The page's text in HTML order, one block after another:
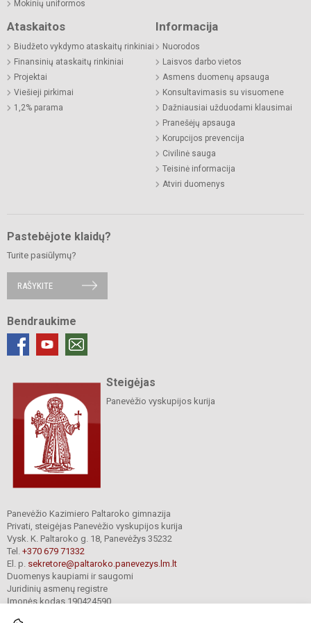
Mokinių uniformos
Ataskaitos
Biudžeto vykdymo ataskaitų rinkiniai
Finansinių ataskaitų rinkiniai
Projektai
Viešieji pirkimai
1,2% parama
Informacija
Nuorodos
Laisvos darbo vietos
Asmens duomenų apsauga
Konsultavimasis su visuomene
Dažniausiai užduodami klausimai
Pranešėjų apsauga
Korupcijos prevencija
Civilinė sauga
Teisinė informacija
Atviri duomenys
Pastebėjote klaidų?
Turite pasiūlymų?
RAŠYKITE
Bendraukime
Steigėjas
Panevėžio vyskupijos kurija
Panevėžio Kazimiero Paltaroko gimnazija
Privati, steigėjas Panevėžio vyskupijos kurija
Vysk. K. Paltaroko g. 18, Panevėžys 35232
Tel. +370 679 71332
El. p. sekretore@paltaroko.panevezys.lm.lt
Duomenys kaupiami ir saugomi
Juridinių asmenų registre
Įmonės kodas 190424590